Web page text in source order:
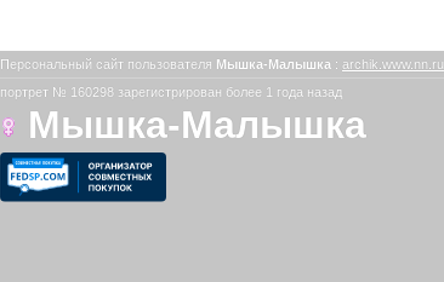
Персональный сайт пользователя Мышка-Малышка : archik.www.nn.ru
портрет № 160298 зарегистрирован более 1 года назад
Мышка-Малышка